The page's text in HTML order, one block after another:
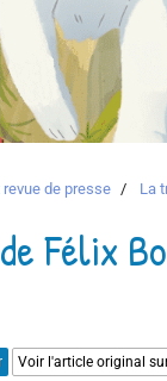
de presse La
Félix
Voir l'article original